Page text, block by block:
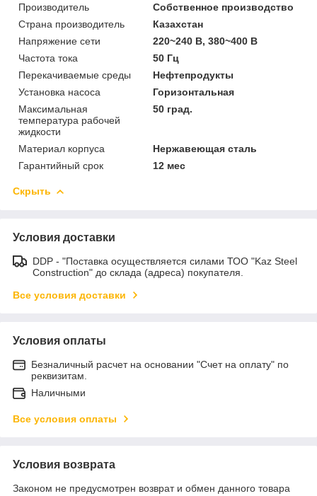
Производитель
Собственное производство
Страна производитель
Казахстан
Напряжение сети
220~240 В, 380~400 В
Частота тока
50 Гц
Перекачиваемые среды
Нефтепродукты
Установка насоса
Горизонтальная
Максимальная
температура рабочей
жидкости
50 град.
Материал корпуса
Нержавеющая сталь
Гарантийный срок
12 мес
Скрыть
Условия доставки
DDP - "Поставка осуществляется силами ТОО "Kaz Steel
Construction" до склада (адреса) покупателя.
Все условия доставки
Условия оплаты
Безналичный расчет на основании "Счет на оплату" по
реквизитам.
Наличными
Все условия оплаты
Условия возврата
Законом не предусмотрен возврат и обмен данного товара